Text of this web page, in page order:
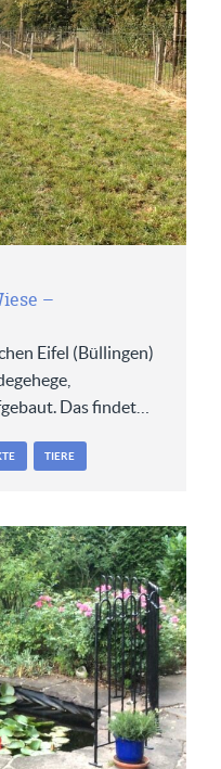
–
Eifel (Büllingen)
Das findet…
TIERE